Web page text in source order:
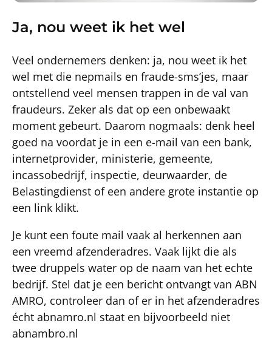
Ja, nou weet ik het wel
Veel ondernemers denken: ja, nou weet ik het
wel met die nepmails en fraude-sms’jes, maar
ontstellend veel mensen trappen in de val van
fraudeurs. Zeker als dat op een onbewaakt
moment gebeurt. Daarom nogmaals: denk heel
goed na voordat je in een e-mail van een bank,
internetprovider, ministerie, gemeente,
incassobedrijf, inspectie, deurwaarder, de
Belastingdienst of een andere grote instantie op
een link klikt.
Je kunt een foute mail vaak al herkennen aan
een vreemd afzenderadres. Vaak lijkt die als
twee druppels water op de naam van het echte
bedrijf. Stel dat je een bericht ontvangt van ABN
AMRO, controleer dan of er in het afzenderadres
écht abnamro.nl staat en bijvoorbeeld niet
abnambro.nl